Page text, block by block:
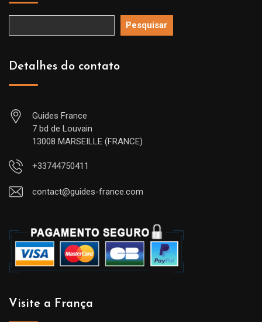
Pesquisar
Detalhes do contato
Guides France
7 bd de Louvain
13008 MARSEILLE (FRANCE)
+33744750411
contact@guides-france.com
Visite a França